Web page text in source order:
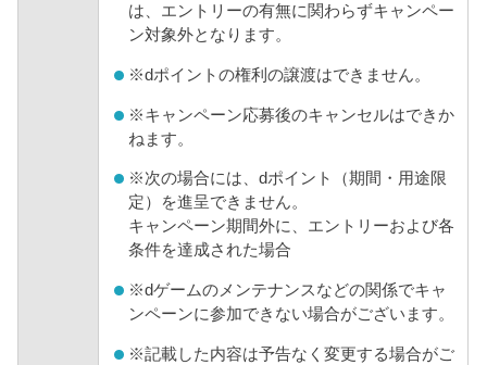
は、エントリーの有無に関わらずキャンペー
ン対象外となります。
※dポイントの権利の譲渡はできません。
※キャンペーン応募後のキャンセルはできか
ねます。
※次の場合には、dポイント（期間・用途限
定）を進呈できません。
キャンペーン期間外に、エントリーおよび各
条件を達成された場合
※dゲームのメンテナンスなどの関係でキャ
ンペーンに参加できない場合がございます。
※記載した内容は予告なく変更する場合がご